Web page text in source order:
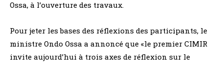
Ossa, à l’ouverture des travaux.
Pour jeter les bases des réflexions des participants, le
ministre Ondo Ossa a annoncé que «le premier CIMIR
invite aujourd’hui à trois axes de réflexion sur le